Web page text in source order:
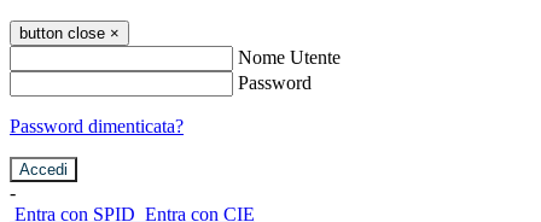
button close ×
Nome Utente
Password
Password dimenticata?
-
Entra con SPID Entra con CIE